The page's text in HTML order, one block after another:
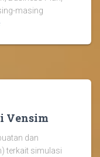
masing
Vensim
dan
terkait simulasi